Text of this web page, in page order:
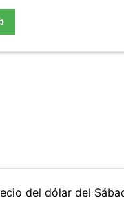
del dólar del